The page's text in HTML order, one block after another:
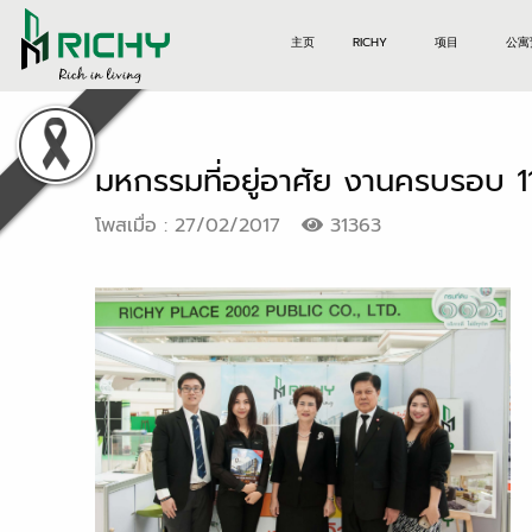
主页 RICHY 项目 公
มหกรรมที่อยู่อาศัย งานครบรอบ
โพสเมื่อ : 27/02/2017 31363